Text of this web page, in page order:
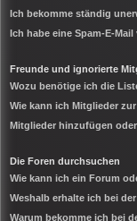
Ich bekomme ständig
Ich habe eine Spam-E-
Freunde und ignorierte
Wozu benötige ich die
Wie kann ich Mitglieder
Mitglieder hinzufügen
Die Foren durchsuchen
Wie kann ich ein Forum
Weshalb erhalte ich bei
Warum bekomme ich bei